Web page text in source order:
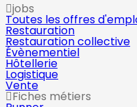
jobs
Toutes les offres
Restauration
Restauration collective
Évènementiel
Hôtellerie
Logistique
Vente
Fiches métiers